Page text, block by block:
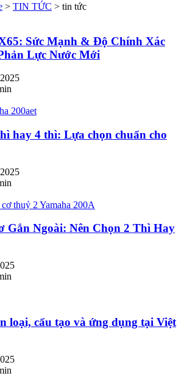
> TIN TỨC > tin tức
Sức Mạnh & Độ Chính Xác
Lực Nước Mới
hay 4 thì: Lựa chọn chuẩn cho
Gắn Ngoài: Nên Chọn 2 Thì Hay
loại, cấu tạo và ứng dụng tại Việt